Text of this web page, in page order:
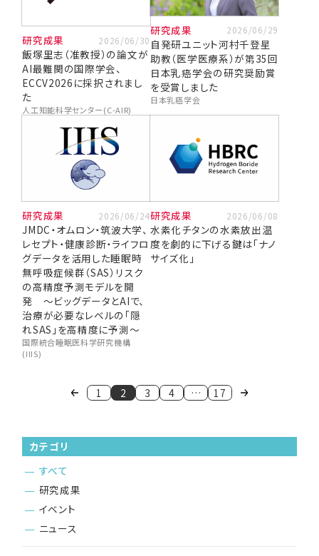
研究成果 2026/06/30
飯塚里志（准教授）の論文が
AI最難関の国際学会、
ECCV2026に採択されまし
た
人工知能科学センター(C-AIR)
研究成果 2026/06/29
自発研ユニット河村千登星
助教（医学医療系）が第35回
日本乳癌学会の研究奨励賞
を受賞しました
日本乳癌学会
研究成果 2026/06/24
JMDC・オムロン・筑波大学、
レセプト・健康診断・ライフロ
グデータを活用した睡眠時
無呼吸症候群（SAS）リスク
の高精度予測モデルを開
発 ～ビッグデータとAIで、
治療が必要なレベルの「隠
れSAS」を高精度に予測～
国際統合睡眠医科学研究機構
(IIIS)
研究成果 2026/06/08
水素化チタンの水素放出温
度を劇的に下げる鍵は「ナノ
サイズ化」
1 2 3 4 … 17
カテゴリ
すべて
研究成果
イベント
ニュース